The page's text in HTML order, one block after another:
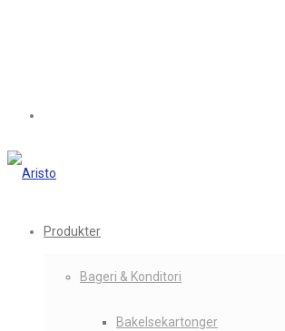
Produkter
Bageri & Konditori
Bakelsekartonger